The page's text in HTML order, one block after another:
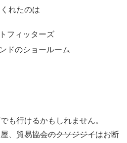
れたのは
フィッターズ
ドのショールーム
も行けるかもしれません。
、貿易協会のクソジジイはお断